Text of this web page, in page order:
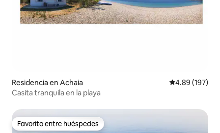
Residencia en Achaia Calificación
4.89 (197)
Casita tranquila en la playa
Favorito entre huéspedes
Favorito entre huéspedes